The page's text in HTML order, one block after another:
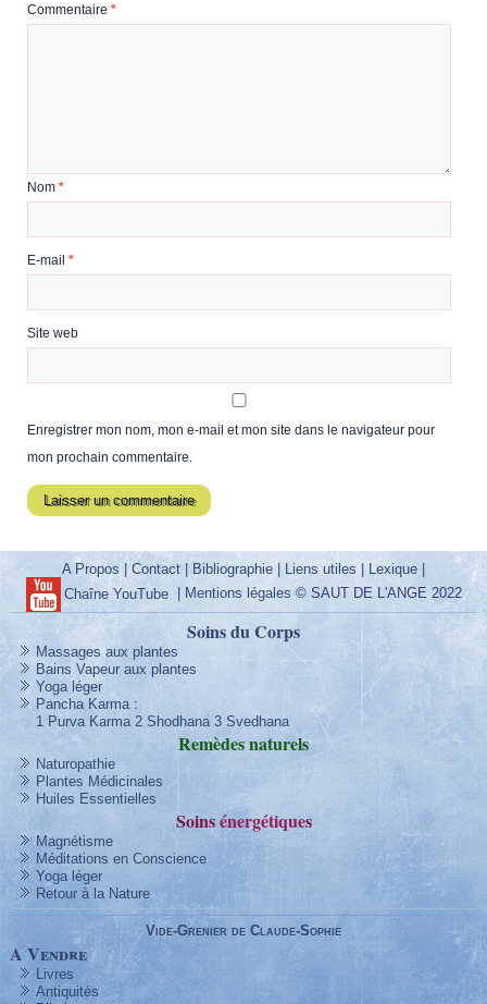
Commentaire*
Nom*
E-mail*
Site web
Enregistrer mon nom, mon e-mail et mon site dans le navigateur pour
mon prochain commentaire.
A Propos |Contact Bibliographie Liens utiles Lexique
Chaîne YouTube| Mentions légales © SAUT DE L'ANGE 2022
Soins du Corps
Massages aux plantes
Bains Vapeur aux plantes
Yoga léger
Pancha Karma:
1 Purva Karma 2 Shodhana 3 Svedhana
Remèdesnaturels
Naturopathie
Plantes Médicinales
Huiles Essentielles
Soinsénergétiques
Magnétisme
Méditations en Conscience
Yoga léger
Retour à la Nature
Vide-Grenier de Claude-Sophie
A Vendre
Livres
Antiquités